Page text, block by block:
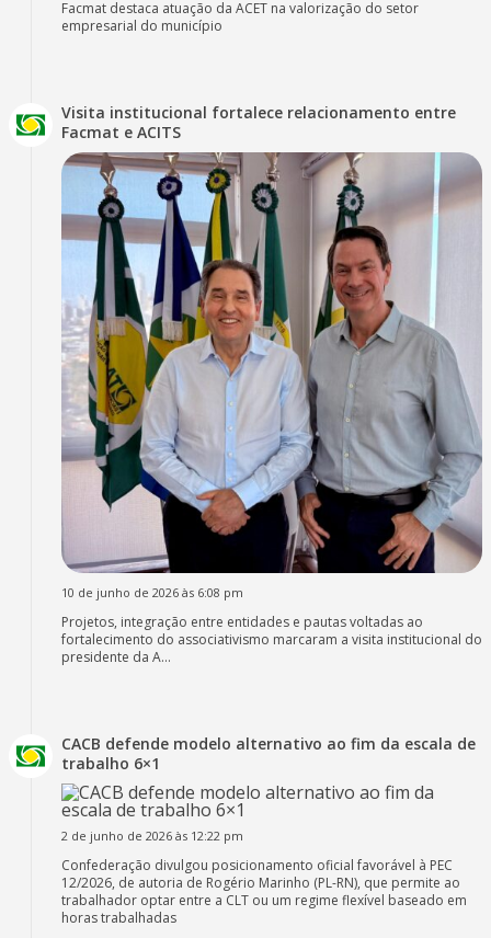
Facmat destaca atuação da ACET na valorização do setor
empresarial do município
Visita institucional fortalece relacionamento entre
Facmat e ACITS
10 de junho de 2026 às 6:08 pm
Projetos, integração entre entidades e pautas voltadas ao
fortalecimento do associativismo marcaram a visita institucional do
presidente da A...
CACB defende modelo alternativo ao fim da escala de
trabalho 6×1
2 de junho de 2026 às 12:22 pm
Confederação divulgou posicionamento oficial favorável à PEC
12/2026, de autoria de Rogério Marinho (PL-RN), que permite ao
trabalhador optar entre a CLT ou um regime flexível baseado em
horas trabalhadas